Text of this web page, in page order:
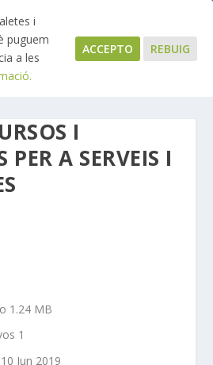
I
PER A SERVEIS I
1.24 MB
1
10 Jun 2019
i
puguem
a les
ACCEPTO REBUIG